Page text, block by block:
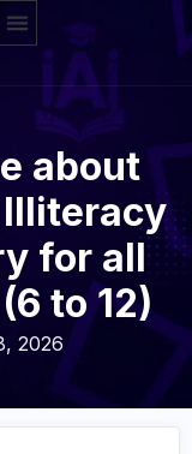
about
for all
to 12)
2026